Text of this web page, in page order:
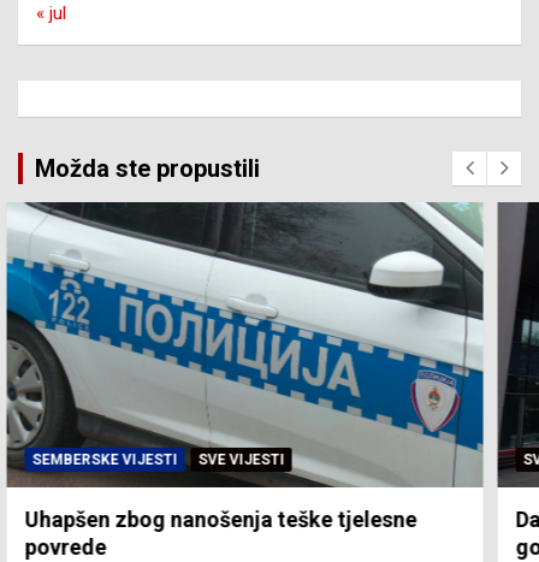
« jul
Možda ste propustili
SVE VIJESTI ZEMLJA
Dan žalosti povodom obilježavanja 31
godine od zločina nad srbima u “Oluji”